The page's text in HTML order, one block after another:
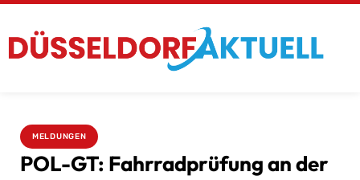
MELDUNGEN
POL-GT: Fahrradprüfung an der